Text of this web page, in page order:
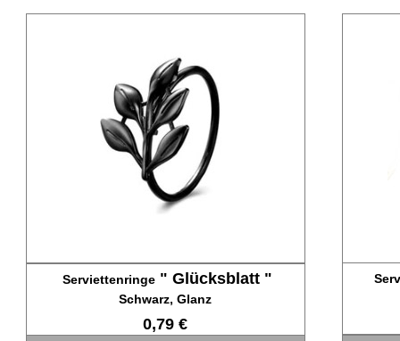
Serviettenringe" Glücksblatt "
Schwarz, Glanz
0,79 €